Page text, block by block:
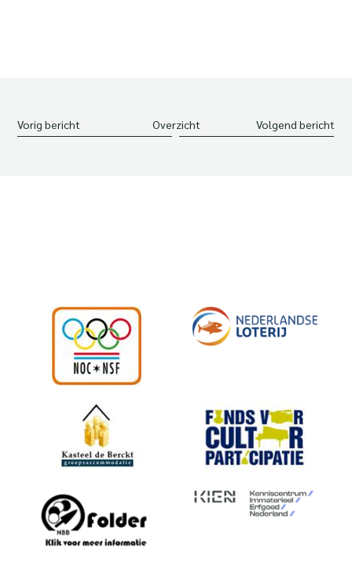
Vorig bericht Overzicht Volgend bericht